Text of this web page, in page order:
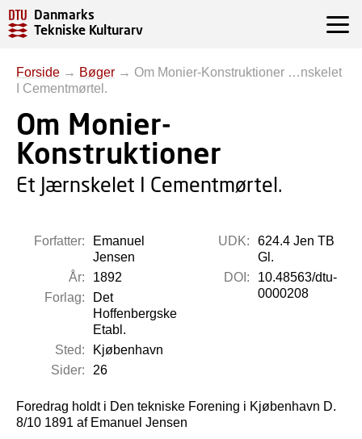
Danmarks
Tekniske Kulturarv
Forside → Bøger → Om Monier-Konstruktioner …nskelet
I Cementmørtel.
Om Monier-
Konstruktioner
Et Jærnskelet I Cementmørtel.
Forfatter:
Emanuel
Jensen
År:
1892
Forlag:
Det
Hoffenbergske
Etabl.
Sted:
Kjøbenhavn
Sider:
26
UDK:
624.4 Jen TB
Gl.
DOI:
10.48563/dtu-
0000208
Foredrag holdt i Den tekniske Forening i Kjøbenhavn D.
8/10 1891 af Emanuel Jensen